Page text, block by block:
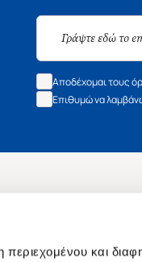
περιεχομένου και
Αποδέχομαι τους
Επιθυμώ να